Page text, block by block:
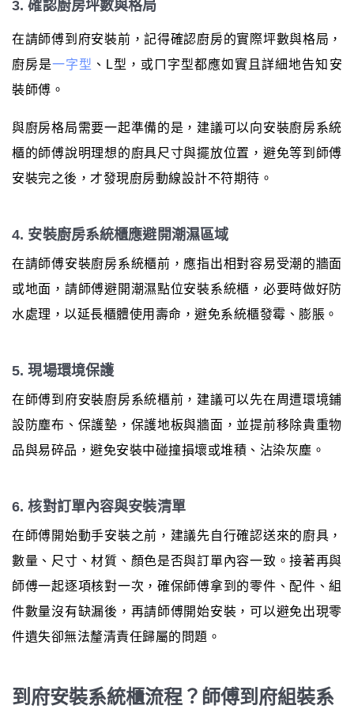
3. 確認廚房坪數與格局
在請師傅到府安裝前，記得確認廚房的實際坪數與格局，
廚房是一字型 、L型，或ㄇ字型都應如實且詳細地告知安
裝師傅。
與廚房格局需要一起準備的是，建議可以向安裝廚房系統
櫃的師傅說明理想的廚具尺寸與擺放位置，避免等到師傅
安裝完之後，才發現廚房動線設計不符期待。
4. 安裝廚房系統櫃應避開潮濕區域
在請師傅安裝廚房系統櫃前，應指出相對容易受潮的牆面
或地面，請師傅避開潮濕點位安裝系統櫃，必要時做好防
水處理，以延長櫃體使用壽命，避免系統櫃發霉、膨脹。
5. 現場環境保護
在師傅到府安裝廚房系統櫃前，建議可以先在周遭環境鋪
設防塵布、保護墊，保護地板與牆面，並提前移除貴重物
品與易碎品，避免安裝中碰撞損壞或堆積、沾染灰塵。
6. 核對訂單內容與安裝清單
在師傅開始動手安裝之前，建議先自行確認送來的廚具，
數量、尺寸、材質、顏色是否與訂單內容一致。接著再與
師傅一起逐項核對一次，確保師傅拿到的零件、配件、組
件數量沒有缺漏後，再請師傅開始安裝，可以避免出現零
件遺失卻無法釐清責任歸屬的問題。
到府安裝系統櫃流程？師傅到府組裝系